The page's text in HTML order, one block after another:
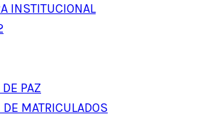
INSTITUCIONAL
PAZ
DE MATRICULADOS